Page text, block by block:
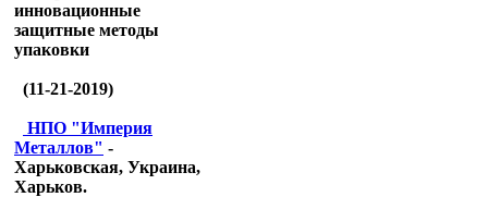
инновационные
защитные методы
упаковки
(11-21-2019)
НПО "Империя
Металлов" -
Харьковская, Украина,
Харьков.